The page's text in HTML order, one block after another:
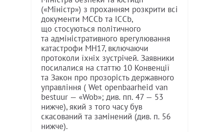
(«Міністр») з проханням розкрити всі
документи MCCb та ICCb,
що стосуються політичного
та адміністративного врегулювання
катастрофи MH17, включаючи
протоколи їхніх зустрічей. Заявники
посилалися на статтю 10 Конвенції
та Закон про прозорість державного
управління ( Wet openbaarheid van
bestuur — «Wob»; див. пп. 47 — 53
нижче), який з того часу був
скасований та замінений (див. п. 56
нижче).